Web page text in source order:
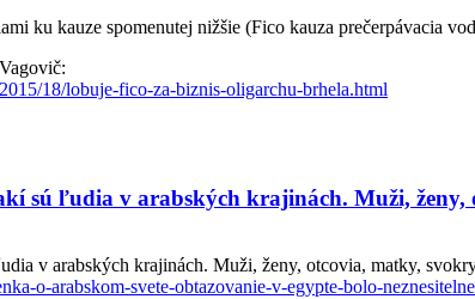
ku kauze spomenutej nižšie (Fico kauza prečerpávacia
18/lobuje-fico-za-biznis-oligarchu-brhela.html
sú ľudia v arabských krajinách. Muži, ženy,
v arabských krajinách. Muži, ženy, otcovia, matky,
o-arabskom-svete-obtazovanie-v-egypte-bolo-